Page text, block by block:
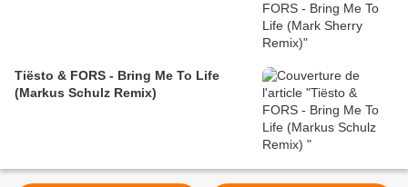
Tiësto & FORS - Bring Me To Life
(Markus Schulz Remix)